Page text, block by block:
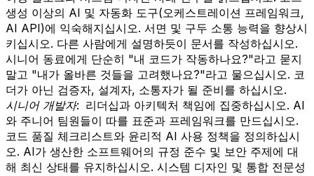
생성 이상의 AI 및 자동화 도구(오케스트레이션 프레임워크,
AI API)에 익숙해지십시오. 서면 및 구두 소통 능력을 향상시
키십시오. 다른 사람에게 설명하듯이 문서를 작성하십시오.
시니어 동료에게 단순히 "내 코드가 작동하나요?"라고 묻지
말고 "내가 올바른 것들을 고려했나요?"라고 물으십시오. 코
더가 아닌 검증자, 설계자, 소통자가 될 준비를 하십시오.
시니어 개발자: 리더십과 아키텍처 책임에 집중하십시오. AI
와 주니어 팀원들이 따를 표준과 프레임워크를 만드십시오.
코드 품질 체크리스트와 윤리적 AI 사용 정책을 정의하십시
오. AI가 생산한 소프트웨어의 규정 준수 및 보안 주제에 대
해 최신 상태를 유지하십시오. 시스템 디자인 및 통합 전문성